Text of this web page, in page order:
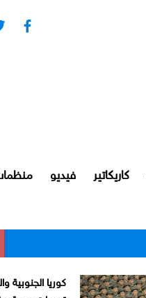
كاريكاتير فيديو
كوريا الجنوبية